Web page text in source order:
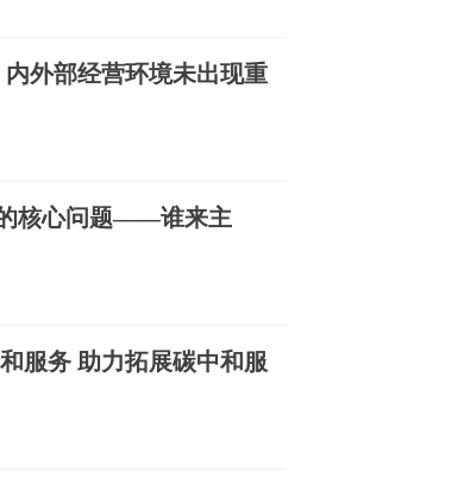
外部经营环境未出现重
核心问题——谁来主
服务 助力拓展碳中和服